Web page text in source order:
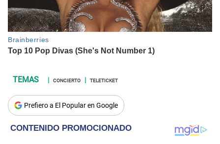
CONCIERTO TELETICKET
Prefiero a El Popular en Google